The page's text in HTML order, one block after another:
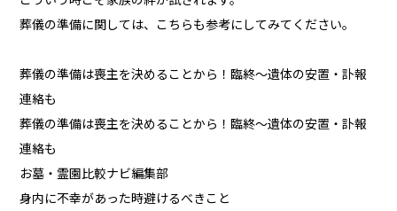
葬儀の準備に関しては、こちらも参考にしてみてください。
葬儀の準備は喪主を決めることから！臨終～遺体の安置・訃報
連絡も
葬儀の準備は喪主を決めることから！臨終～遺体の安置・訃報
連絡も
お墓・霊園比較ナビ編集部
身内に不幸があった時避けるべきこと